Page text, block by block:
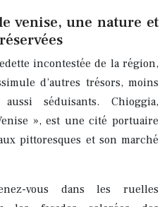
venise, une nature et
incontestée de la région,
d’autres trésors, moins
séduisants. Chioggia,
», est une cité portuaire
pittoresques et son marché
vous dans les ruelles